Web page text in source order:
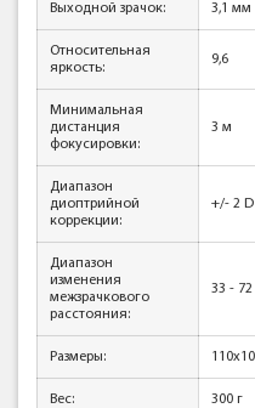
Выходной зрачок: 3,1 мм
Относительная
яркость:
9,6
Минимальная
дистанция
фокусировки:
3 м
Диапазон
диоптрийной
коррекции:
+/- 2 D
Диапазон
изменения
межзрачкового
расстояния:
33 -
Размеры:
Вес: 300 г